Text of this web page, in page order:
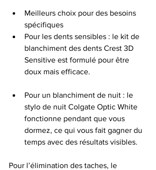
Meilleurs choix pour des besoins
spécifiques
Pour les dents sensibles : le kit de
blanchiment des dents Crest 3D
Sensitive est formulé pour être
doux mais efficace.
Pour un blanchiment de nuit : le
stylo de nuit Colgate Optic White
fonctionne pendant que vous
dormez, ce qui vous fait gagner du
temps avec des résultats visibles.
Pour l’élimination des taches, le